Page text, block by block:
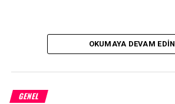
OKUMAYA DEVAM EDIN
GENEL